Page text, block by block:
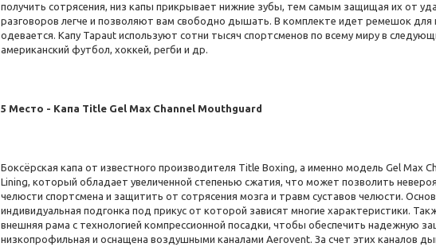
получить сотрясения, низ капы прикрывает нижние зубы, тем самым защищая их от
разговоров легче и позволяют вам свободно дышать. В комплекте идет ремешок для
одевается. Капу Tapaut используют сотни тысяч спортсменов по всему миру в
американский футбол, хоккей, регби и др.
5 Место - Капа Title Gel Max Channel Mouthguard
Боксёрская капа от известного производителя Title Boxing, а именно модель Gel Max
Lining, который обладает увеличенной степенью сжатия, что может позволить
челюсти спортсмена и защитить от сотрясения мозга и травм суставов челюсти.
индивидуальная подгонка под прикус от которой зависят многие характеристики.
внешняя рама с технологией компрессионной посадки, чтобы обеспечить надежную
низкопрофильная и оснащена воздушными каналами Aerovent. За счет этих каналов